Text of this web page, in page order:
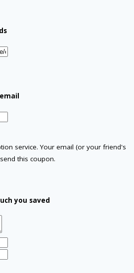
service. Your email (or your friend's
this coupon.
you saved